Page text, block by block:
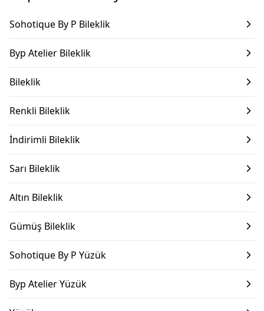
Sohotique By P Bileklik
Byp Atelier Bileklik
Bileklik
Renkli Bileklik
İndirimli Bileklik
Sarı Bileklik
Altın Bileklik
Gümüş Bileklik
Sohotique By P Yüzük
Byp Atelier Yüzük